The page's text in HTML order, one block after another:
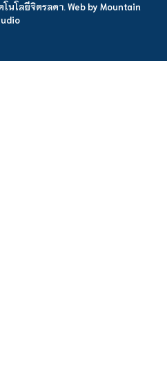
นโลยีจิตรลดา. Web by Mountain